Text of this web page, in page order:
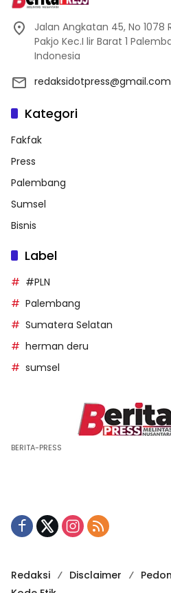
Jalan Angkatan 45, No 1078
Pakjo Kec.I lir Barat 1
Indonesia
redaksidotpress@gmail.com
Kategori
Fakfak
Press
Palembang
Sumsel
Bisnis
Label
#PLN
Palembang
Sumatera Selatan
herman deru
sumsel
BERITA-PRESS
Redaksi Disclaimer